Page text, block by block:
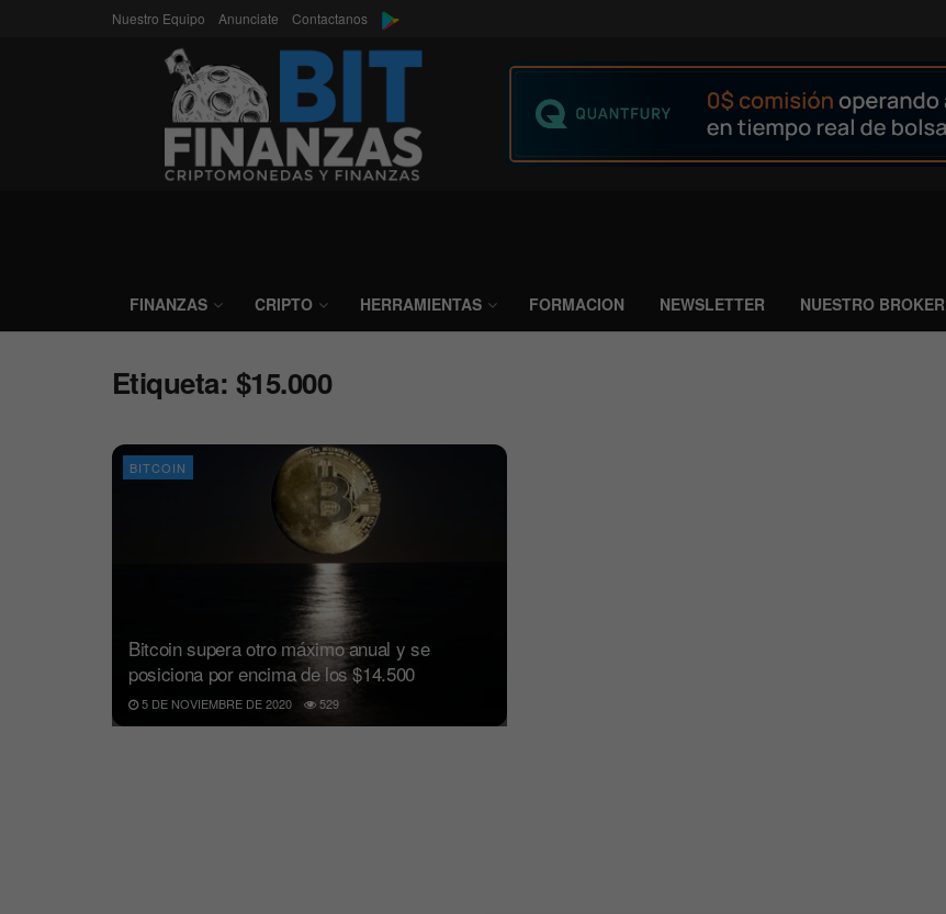
Nuestro Equipo Anunciate Contactanos
FINANZAS CRIPTO HERRAMIENTAS FORMACION NEWSLETTER NUESTRO BROKER
Etiqueta: $15.000
BITCOIN
Bitcoin supera otro máximo anual y se
posiciona por encima de los $14.500
5 DE NOVIEMBRE DE 2020 529